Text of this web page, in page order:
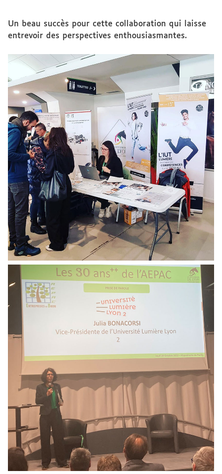
Un beau succès pour cette collaboration qui laisse
entrevoir des perspectives enthousiasmantes.